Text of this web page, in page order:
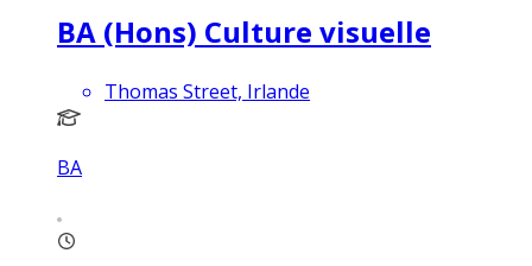
BA (Hons) Culture visuelle
Thomas Street, Irlande
BA